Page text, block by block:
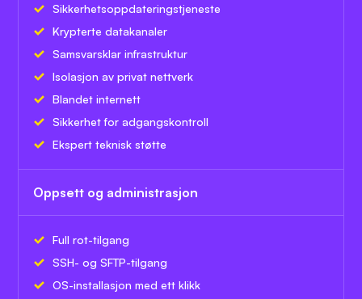
Sikkerhetsoppdateringstjeneste
Krypterte datakanaler
Samsvarsklar infrastruktur
Isolasjon av privat nettverk
Blandet internett
Sikkerhet for adgangskontroll
Ekspert teknisk støtte
Oppsett og administrasjon
Full rot-tilgang
SSH- og SFTP-tilgang
OS-installasjon med ett klikk